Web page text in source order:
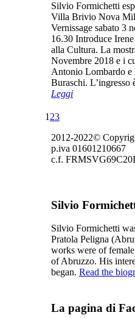
Silvio Formichetti
Villa Brivio Nova
Vernissage sabato 3
16.30 Introduce
alla Cultura. La
Novembre 2018 e i
Antonio Lombardo e
Buraschi. L’ingresso
Leggi
1 23
2012-2022©
p.iva 01601210667
c.f.
Silvio
Silvio Formichetti
Pratola Peligna
works were of
of Abruzzo. His
began. Read the
La pagina di